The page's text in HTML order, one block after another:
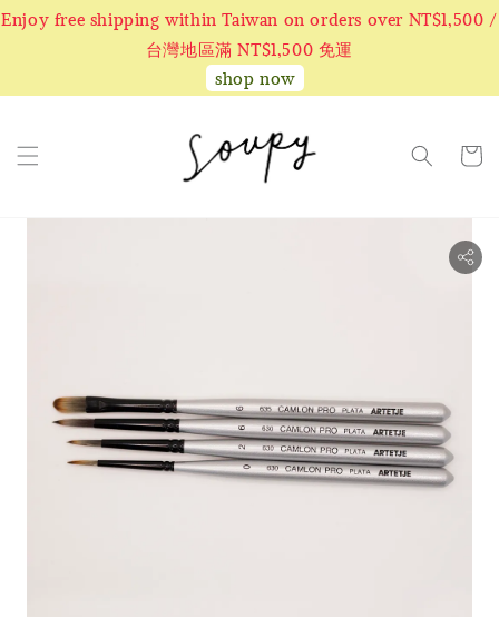
Enjoy free shipping within Taiwan on orders over NT$1,500 /
台灣地區滿 NT$1,500 免運
shop now